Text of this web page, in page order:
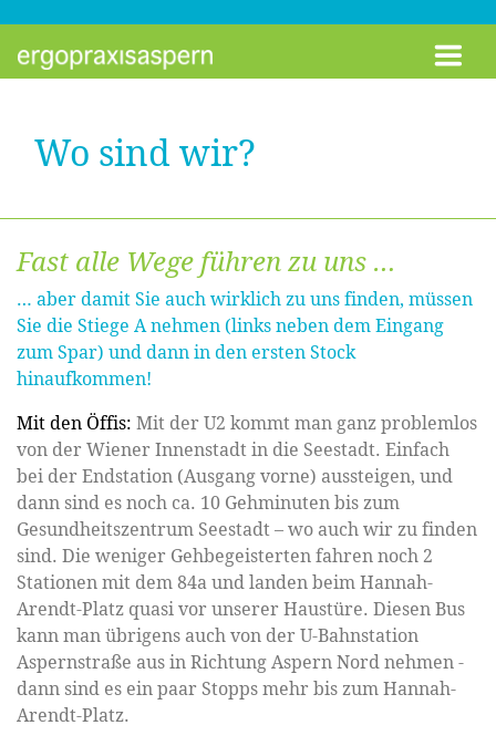
Wo sind wir?
Fast alle Wege führen zu uns …
… aber damit Sie auch wirklich zu uns finden, müssen
Sie die Stiege A nehmen (links neben dem Eingang
zum Spar) und dann in den ersten Stock
hinaufkommen!
Mit den Öffis: Mit der U2 kommt man ganz problemlos
von der Wiener Innenstadt in die Seestadt. Einfach
bei der Endstation (Ausgang vorne) aussteigen, und
dann sind es noch ca. 10 Gehminuten bis zum
Gesundheitszentrum Seestadt – wo auch wir zu finden
sind. Die weniger Gehbegeisterten fahren noch 2
Stationen mit dem 84a und landen beim Hannah-
Arendt-Platz quasi vor unserer Haustüre. Diesen Bus
kann man übrigens auch von der U-Bahnstation
Aspernstraße aus in Richtung Aspern Nord nehmen -
dann sind es ein paar Stopps mehr bis zum Hannah-
Arendt-Platz.